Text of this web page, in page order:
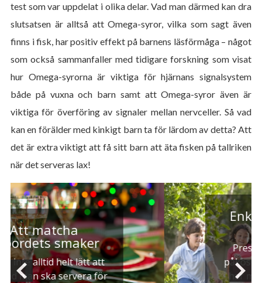
test som var uppdelat i olika delar. Vad man därmed kan dra
slutsatsen är alltså att Omega-syror, vilka som sagt även
finns i fisk, har positiv effekt på barnens läsförmåga – något
som också sammanfaller med tidigare forskning som visat
hur Omega-syrorna är viktiga för hjärnans signalsystem
både på vuxna och barn samt att Omega-syror även är
viktiga för överföring av signaler mellan nervceller. Så vad
kan en förälder med kinkigt barn ta för lärdom av detta? Att
det är extra viktigt att få sitt barn att äta fisken på tallriken
när det serveras lax!
Enkelt att planera
barnkalas
Pressen kring att ha ett
påkostat och pampigt kalas
har med åren växt, men vi